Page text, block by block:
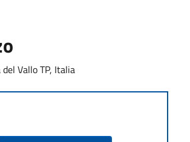
Vallo TP, Italia